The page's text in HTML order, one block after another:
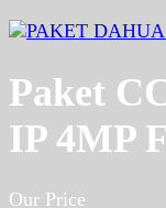
Paket
IP 4MP
Our Price